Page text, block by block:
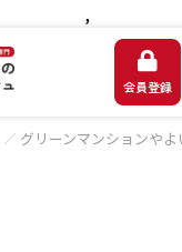
,
会員登録
グリーンマンションやよ